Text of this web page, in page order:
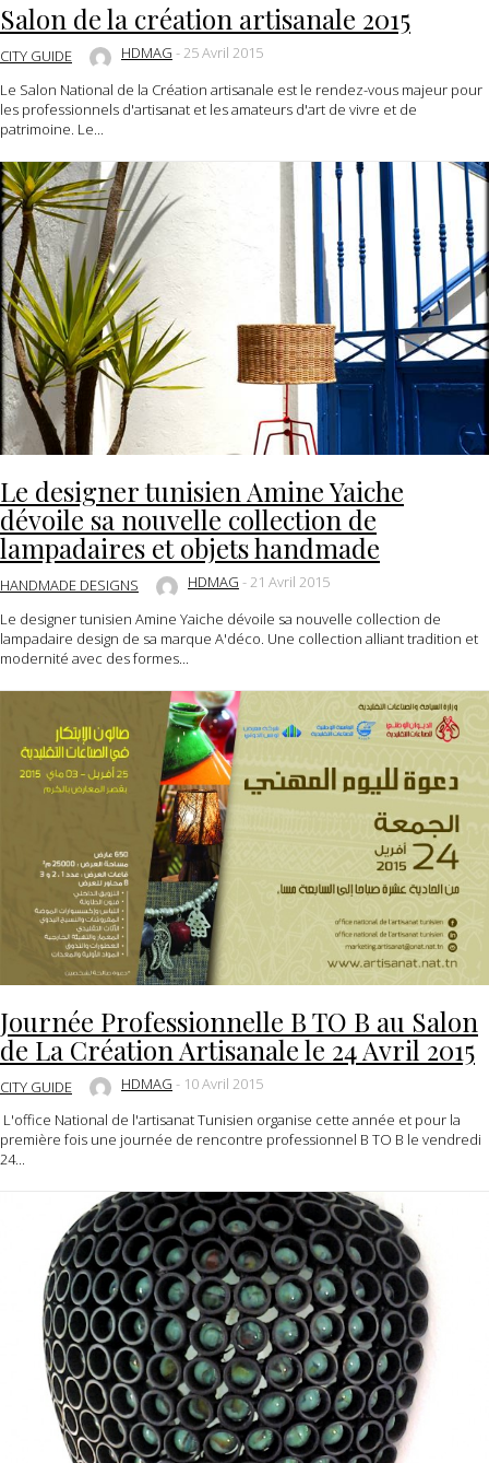
Salon de la création artisanale 2015
CITY GUIDE HDMAG -25 Avril 2015
Le Salon National de la Création artisanale est le rendez-vous majeur pour
les professionnels d'artisanat et les amateurs d'art de vivre et de
patrimoine. Le...
Le designer tunisien Amine Yaiche
dévoile sa nouvelle collection de
lampadaires et objets handmade
HANDMADE DESIGNS HDMAG -21 Avril 2015
Le designer tunisien Amine Yaiche dévoile sa nouvelle collection de
lampadaire design de sa marque A'déco. Une collection alliant tradition et
modernité avec des formes...
Journée Professionnelle B TO B au Salon
de La Création Artisanale le 24 Avril 2015
CITY GUIDE HDMAG - 10 Avril 2015
L'office National de l'artisanat Tunisien organise cette année et pour la
première fois une journée de rencontre professionnel B TO B le vendredi
24...